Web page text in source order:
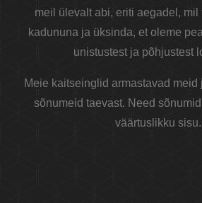
meil ülevalt abi, eriti aegadel, mil
kadununa ja üksinda, et oleme
unistustest ja põhjustest
Meie kaitseinglid armastavad meid
sõnumeid taevast. Need
väärtuslikku sisu.